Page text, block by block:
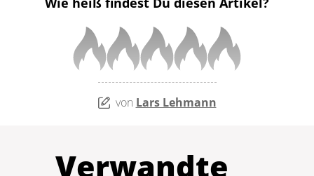
von Lars Lehmann
Verwandte